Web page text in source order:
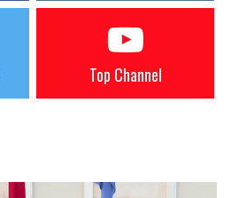
Top Channel